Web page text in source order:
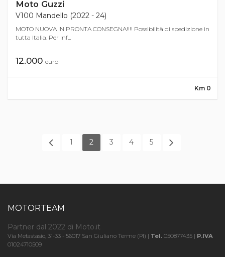
Moto Guzzi
V100 Mandello (2022 - 24)
MOTO NUOVA IN PRONTA CONSEGNA!!!! Possibilità di spedizione in
tutta Italia. Per Inf...
12.000 euro
Km 0
1 2 3 4 5
MOTORTEAM
Partner dal 2022 di Moto.it
Via Metastasio, 31-33 - 56017 San Giuliano Terme (PI) | Tel. 050877435 | P.IVA
01024710509